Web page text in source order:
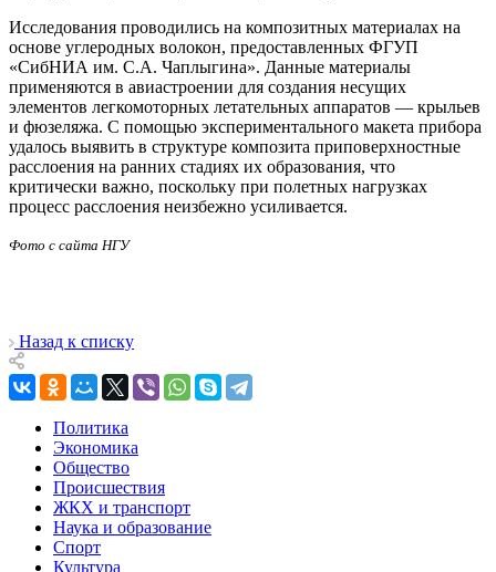
Исследования проводились на композитных материалах на
основе углеродных волокон, предоставленных ФГУП
«СибНИА им. С.А. Чаплыгина». Данные материалы
применяются в авиастроении для создания несущих
элементов легкомоторных летательных аппаратов — крыльев
и фюзеляжа. С помощью экспериментального макета прибора
удалось выявить в структуре композита приповерхностные
расслоения на ранних стадиях их образования, что
критически важно, поскольку при полетных нагрузках
процесс расслоения неизбежно усиливается.
Фото с сайта НГУ
Назад к списку
Политика
Экономика
Общество
Происшествия
ЖКХ и транспорт
Наука и образование
Спорт
Культура